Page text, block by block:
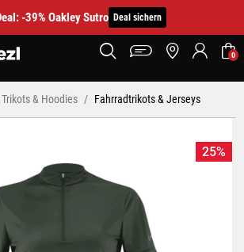
-39% Oakley Sutro Deal sichern
0
& Hoodies Fahrradtrikots & Jerseys
25%